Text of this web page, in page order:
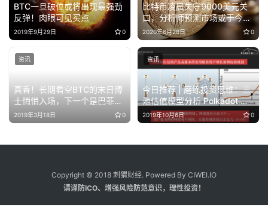
BTC一旦破位或将出现最强劲
反弹！肉眼可见买点
2019年9月29日 0
比特币凌晨失守9000美元关
口，分析师预测市场或于今年
第四季进入牛市
2020年6月28日 0
真香！长期看空BTC的末日博
士悄悄入场，下一个是巴菲
特？
2019年3月18日 0
资讯
今日推荐 | 磨练投资思维：三
池估值模型分析 Polkadot 与
Cosmos 跨链生态之战
2019年10月6日 0
资讯
Copyright © 2018 刺猬财经. Powered By CIWEI.IO
请谨防ICO、增强风险防范意识，理性投资！